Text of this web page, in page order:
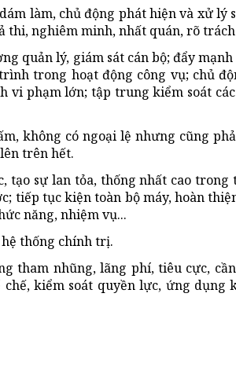
làm, chủ động phát hiện và xử lý
thi, nghiêm minh, nhất quán, rõ
quản lý, giám sát cán bộ; đẩy
trong hoạt động công vụ; chủ
vi phạm lớn; tập trung kiểm soát
không có ngoại lệ nhưng cũng
lên trên hết.
sự lan tỏa, thống nhất cao trong
tiếp tục kiện toàn bộ máy, hoàn
năng, nhiệm vụ...
thống chính trị.
tham nhũng, lãng phí, tiêu cực,
kiểm soát quyền lực, ứng dụng